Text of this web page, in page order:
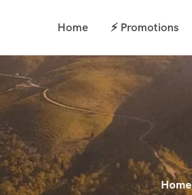
Home ⚡ Promotions
Home